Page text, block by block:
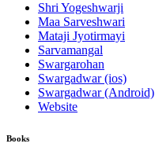
Shri Yogeshwarji
Maa Sarveshwari
Mataji Jyotirmayi
Sarvamangal
Swargarohan
Swargadwar (ios)
Swargadwar (Android)
Website
Books